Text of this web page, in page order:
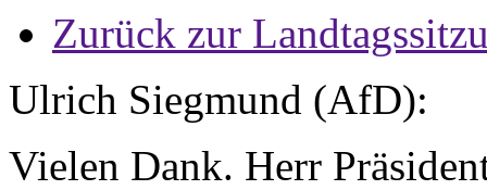
Zurück zur
Ulrich Siegmund (AfD):
Vielen Dank. Herr